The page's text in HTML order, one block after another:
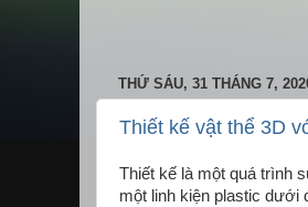
THỨ SÁU, 31 THÁNG 7,
Thiết kế vật thể 3D
Thiết kế là một quá trình
một linh kiện plastic dưới